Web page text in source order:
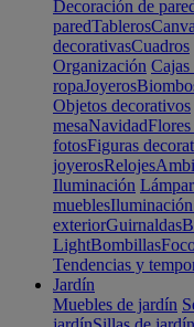
Decoración de
paredTableros
decorativasCuadros
Organización Cajas
ropaJoyeros
Objetos decorativos
mesaNavidad
fotosFiguras
joyerosRelojes
Iluminación
muebles
exteriorGuirnaldas
LightBombillas
Tendencias y
Jardín
Muebles de jardín